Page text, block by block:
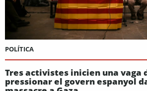
POLÍTICA
Tres activistes inicien una vaga
pressionar el govern espanyol